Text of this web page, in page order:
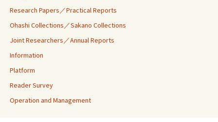
Research Papers／Practical Reports
Ohashi Collections／Sakano Collections
Joint Researchers／Annual Reports
Information
Platform
Reader Survey
Operation and Management